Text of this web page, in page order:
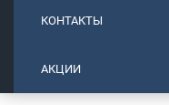
КОНТАКТЫ
АКЦИИ